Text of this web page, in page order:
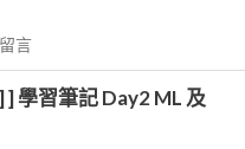
言
學習筆記 Day2 ML 及